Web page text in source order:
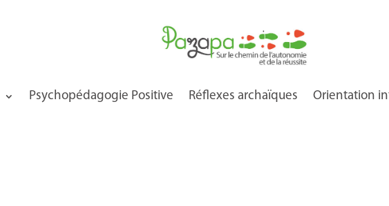
Psychopédagogie Positive Réflexes archaïques Orientation